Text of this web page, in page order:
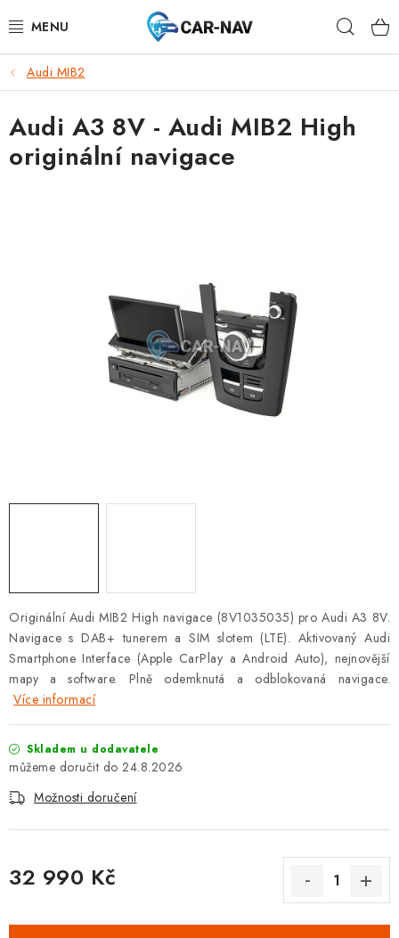
na
AUDI
BMW
FORD
MERCEDES-BENZ
ŠKODA
TOYOTA
VW
Cookies a podmínky používání stránek
Podmínky ochrany osobních údajů
Moje objednávka
Kontakty Blog
Audi MIB2
Originální Audi MIB2 High navigace (8V1035035) pro Audi A3 8V.
Navigace s DAB+ tunerem a SIM slotem (LTE). Aktivovaný Audi
Smartphone Interface (Apple CarPlay a Android Auto), nejnovější
mapy a software. Plně odemknutá a odblokovaná navigace.
Více informací
Skladem u dodavatele
24.8.2026
Možnosti doručení
32 990 Kč
Audi A3 8V - Audi MIB2 High
originální navigace